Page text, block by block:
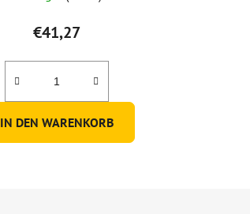
Produktbewertung
ist
3,0
von
Sternen.
€41,27
IN DEN WARENKORB